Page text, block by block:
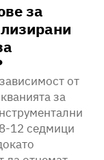
за
от
за
12 седмици